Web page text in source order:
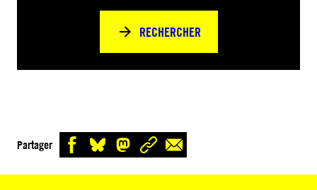
RECHERCHER
Partager